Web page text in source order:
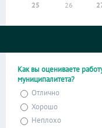
25
26
Как вы оцениваете
муниципалитета?
Отлично
Хорошо
Неплохо